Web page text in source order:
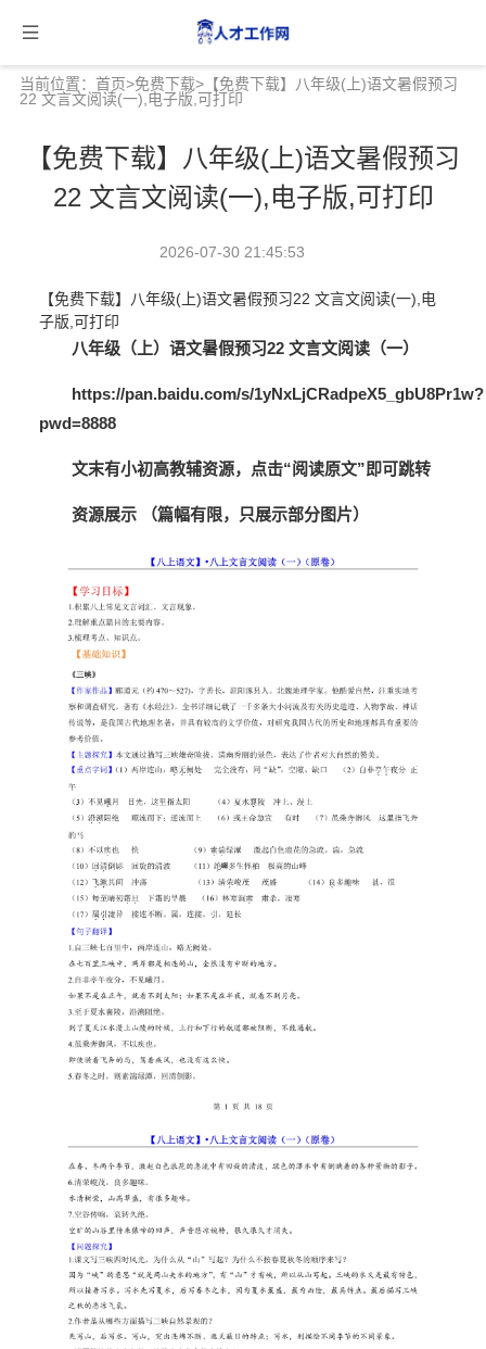
当前位置： 首页>免费下载>【免费下载】八年级(上)语文暑假预习
22 文言文阅读(一),电子版,可打印
【免费下载】八年级(上)语文暑假预习
22 文言文阅读(一),电子版,可打印
2026-07-30 21:45:53
【免费下载】八年级(上)语文暑假预习22 文言文阅读(一),电
子版,可打印
八年级（上）语文暑假预习22 文言文阅读（一）
https://pan.baidu.com/s/1yNxLjCRadpeX5_gbU8Pr1w?
pwd=8888
文末有小初高教辅资源，点击“阅读原文”即可跳转
资源展示 （篇幅有限，只展示部分图片）